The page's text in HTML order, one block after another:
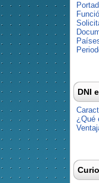
DNI
¿Qué